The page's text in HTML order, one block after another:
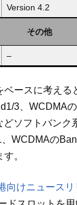
Version 4.2
その他
–
ベースに考える
3、WCDMA
ソフトバンク
WCDMAの
。
向けニュースリ